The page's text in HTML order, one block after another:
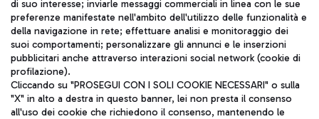
TRAVEL JOURNAL
ITA
di suo interesse; inviarle messaggi commerciali in linea con le sue
preferenze manifestate nell'ambito dell'utilizzo delle funzionalità e
della navigazione in rete; effettuare analisi e monitoraggio dei
suoi comportamenti; personalizzare gli annunci e le inserzioni
pubblicitari anche attraverso interazioni social network (cookie di
profilazione).
Cliccando su "PROSEGUI CON I SOLI COOKIE NECESSARI" o sulla
"X" in alto a destra in questo banner, lei non presta il consenso
all'uso dei cookie che richiedono il consenso, mantenendo le